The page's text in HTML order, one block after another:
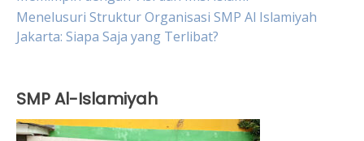
Menelusuri Struktur Organisasi SMP Al Islamiyah
Jakarta: Siapa Saja yang Terlibat?
SMP Al-Islamiyah